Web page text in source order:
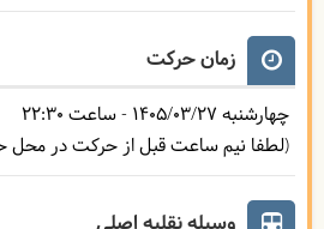
زمان حرکت
چهارشنبه 1405/03/27 - ساعت 22:30
(لطفا نیم ساعت قبل از حرکت در محل